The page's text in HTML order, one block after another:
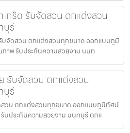
เกร็ด รับจัดสวน ตกแต่งสวน
บุรี
บจัดสวน ตกแต่งสวนทุกขนาด ออกแบบภูมิ
าพ รับประกันความสวยงาม นนท
รับจัดสวน ตกแต่งสวน
บุรี
สวน ตกแต่งสวนทุกขนาด ออกแบบภูมิทัศน์
บประกันความสวยงาม นนทบุรี ตกแ